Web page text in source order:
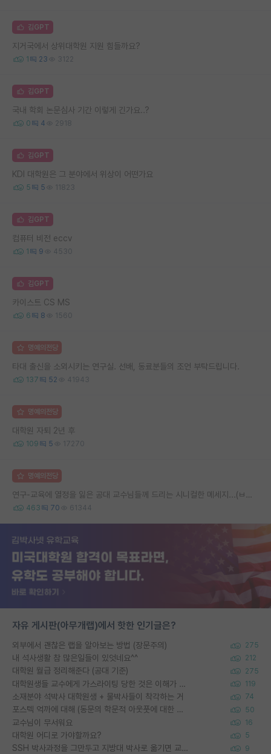
김GPT
지거국에서 상위대학원 지원 힘들까요?
1 23 3122
김GPT
국내 학회 논문심사 기간 이렇게 긴가요..?
0 4 2918
김GPT
KDI 대학원은 그 분야에서 위상이 어떤가요
5 5 11823
김GPT
컴퓨터 비전 eccv
1 9 4530
김GPT
카이스트 CS MS
6 8 1560
명예의전당
타대 출신을 소외시키는 연구실. 선배, 동료분들의 조언 부탁드립니다.
137 52 41943
명예의전당
대학원 자퇴 2년 후
109 5 17270
명예의전당
연구-교육에 열정을 잃은 공대 교수님들께 드리는 시니컬한 메세지...(ㅂㄷㅂㄷ)
463 70 61344
자유 게시판(아무개랩)에서 핫한 인기글은?
외부에서 괜찮은 랩을 알아보는 방법 (장문주의) 275
내 석사생활 참 많은일들이 있엇네요^^ 212
대학원 월급 정리해준다 (공대 기준) 275
대학원생들 교수에게 가스라이팅 당한 것은 이해가 갑니다. 안타깝네요. 119
소재분야 석박사 대학원생 + 물박사들이 착각하는 거 74
포스텍 억까에 대해 (동문의 학문적 아웃풋에 대한 반박) 50
교수님이 무서워요 16
대학원 어디로 가야할까요? 5
SSH 박사과정을 그만두고 지방대 박사로 옮기면 교수의 꿈은 끝일까요? 9